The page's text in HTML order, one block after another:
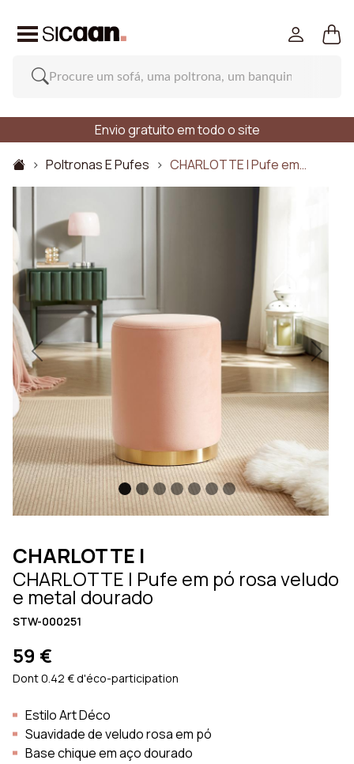
Envio gratuito em todo o site
Poltronas E Pufes
CHARLOTTE I Pufe em…
Previous Next
CHARLOTTE I
CHARLOTTE I Pufe em pó rosa veludo
e metal dourado
STW-000251
59 €
Dont 0.42 € d'éco-participation
Estilo Art Déco
Suavidade de veludo rosa em pó
Base chique em aço dourado